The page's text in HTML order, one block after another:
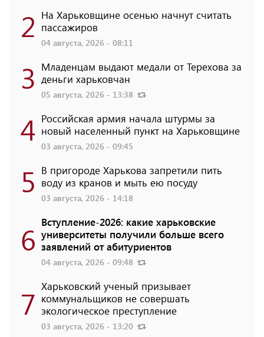
2 На Харьковщине осенью начнут считать
пассажиров
04 августа, 2026 - 08:11
3 Младенцам выдают медали от Терехова за
деньги харьковчан
05 августа, 2026 - 13:38
4 Российская армия начала штурмы за
новый населенный пункт на Харьковщине
03 августа, 2026 - 09:45
5 В пригороде Харькова запретили пить
воду из кранов и мыть ею посуду
03 августа, 2026 - 14:18
6 Вступление-2026: какие харьковские
университеты получили больше всего
заявлений от абитуриентов
04 августа, 2026 - 09:48
7 Харьковский ученый призывает
коммунальщиков не совершать
экологическое преступление
03 августа, 2026 - 13:20